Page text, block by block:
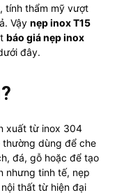
tính thẩm mỹ vượt
Vậy nẹp inox T15
báo giá nẹp inox
đây.
xuất từ inox 304
thường dùng để che
đá, gỗ hoặc để tạo
nhưng tinh tế, nẹp
thất từ hiện đại